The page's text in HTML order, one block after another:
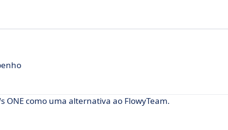
ONE como uma alternativa ao FlowyTeam.